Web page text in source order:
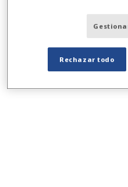
Más información
Rechazar todo